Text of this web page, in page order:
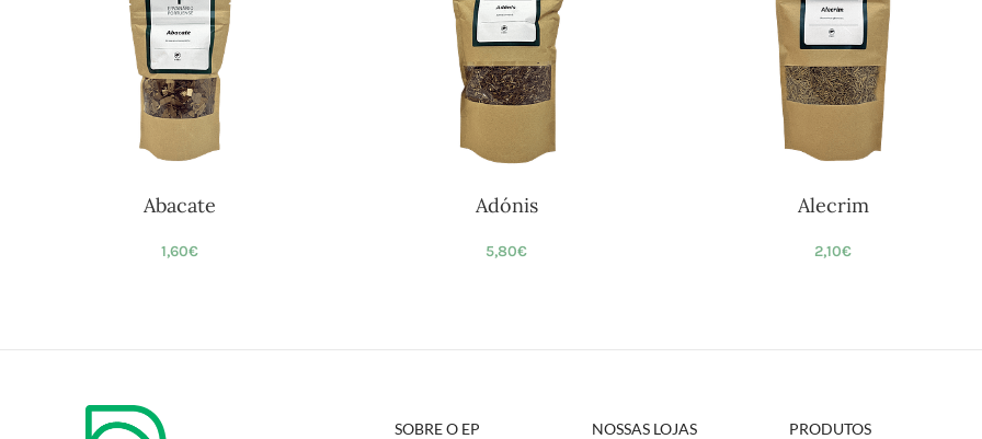
Abacate
1,60€
Adónis
5,80€
Alecrim
2,10€
SOBRE O EP NOSSAS LOJAS PRODUTOS